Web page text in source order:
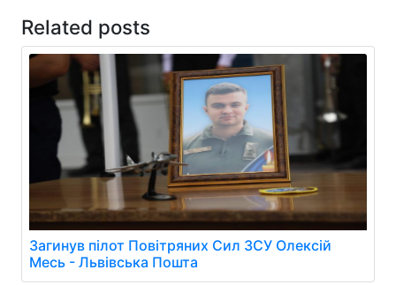
Related posts
Загинув пілот Повітряних Сил ЗСУ Олексій
Месь - Львівська Пошта